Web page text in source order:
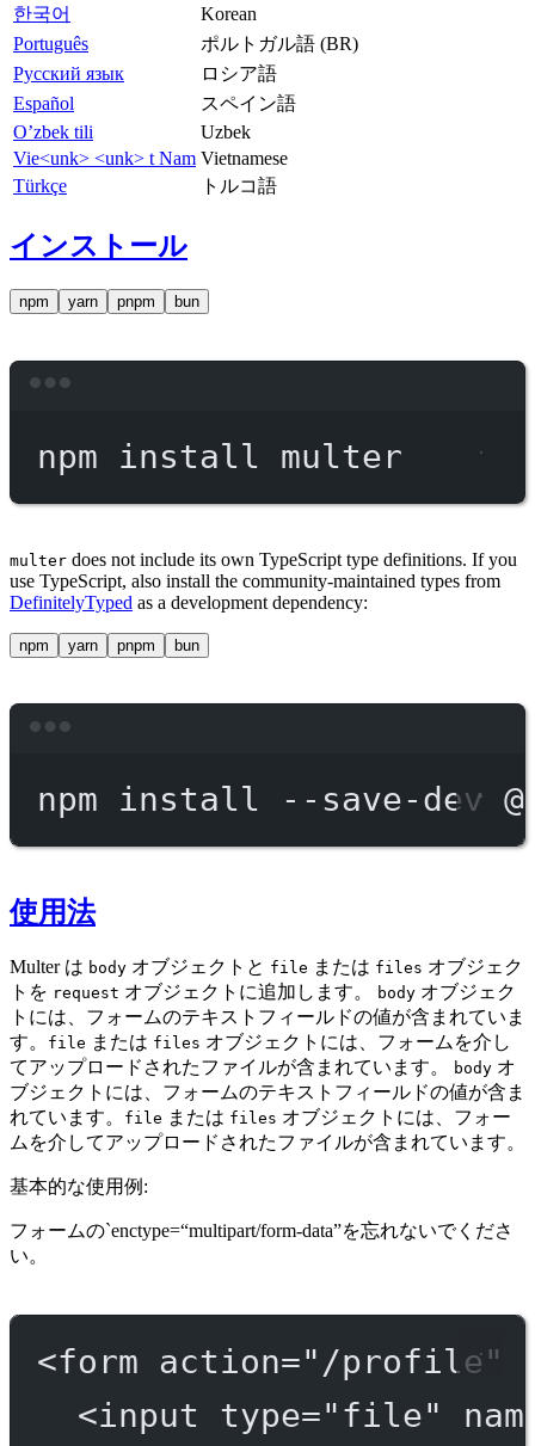
한국어
Korean
Português
ポルトガル語 (BR)
Русский язык
ロシア語
Español
スペイン語
O’zbek tili
Uzbek
Vie<unk> <unk> t Nam Vietnamese
Türkçe
トルコ語
インストール
npm yarn pnpm bun
npm install multer
multer does not include its own TypeScript type definitions. If you
use TypeScript, also install the community-maintained types from
DefinitelyTyped as a development dependency:
npm yarn pnpm bun
npm install --save-dev
使用法
Multer は body オブジェクトと file または files オブジェク
トを request オブジェクトに追加します。 body オブジェク
トには、フォームのテキストフィールドの値が含まれていま
す。
file または files オブジェクトには、フォームを介し
てアップロードされたファイルが含まれています。
body オ
ブジェクトには、フォームのテキストフィールドの値が含ま
れています。
file または files オブジェクトには、フォー
ムを介してアップロードされたファイルが含まれています。
基本的な使用例:
フォームの`enctype=“multipart/form-data”を忘れないでくださ
い。
<form action="/profile"
<input type="file"